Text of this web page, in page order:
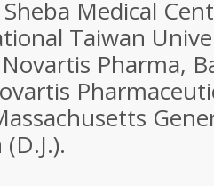
Medical
Taiwan
Novartis Pharma,